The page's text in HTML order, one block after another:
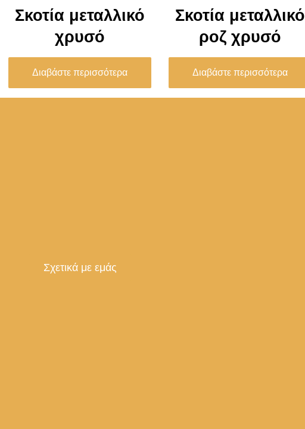
Σκοτία μεταλλικό
χρυσό
Διαβάστε περισσότερα
Σκοτία μεταλλικό
ροζ χρυσό
Διαβάστε περισσότερα
Σχετικά με εμάς